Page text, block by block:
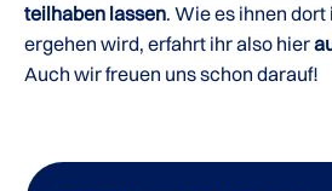
teilhaben lassen. Wie es ihnen
ergehen wird, erfahrt ihr also hier
Auch wir freuen uns schon darauf!